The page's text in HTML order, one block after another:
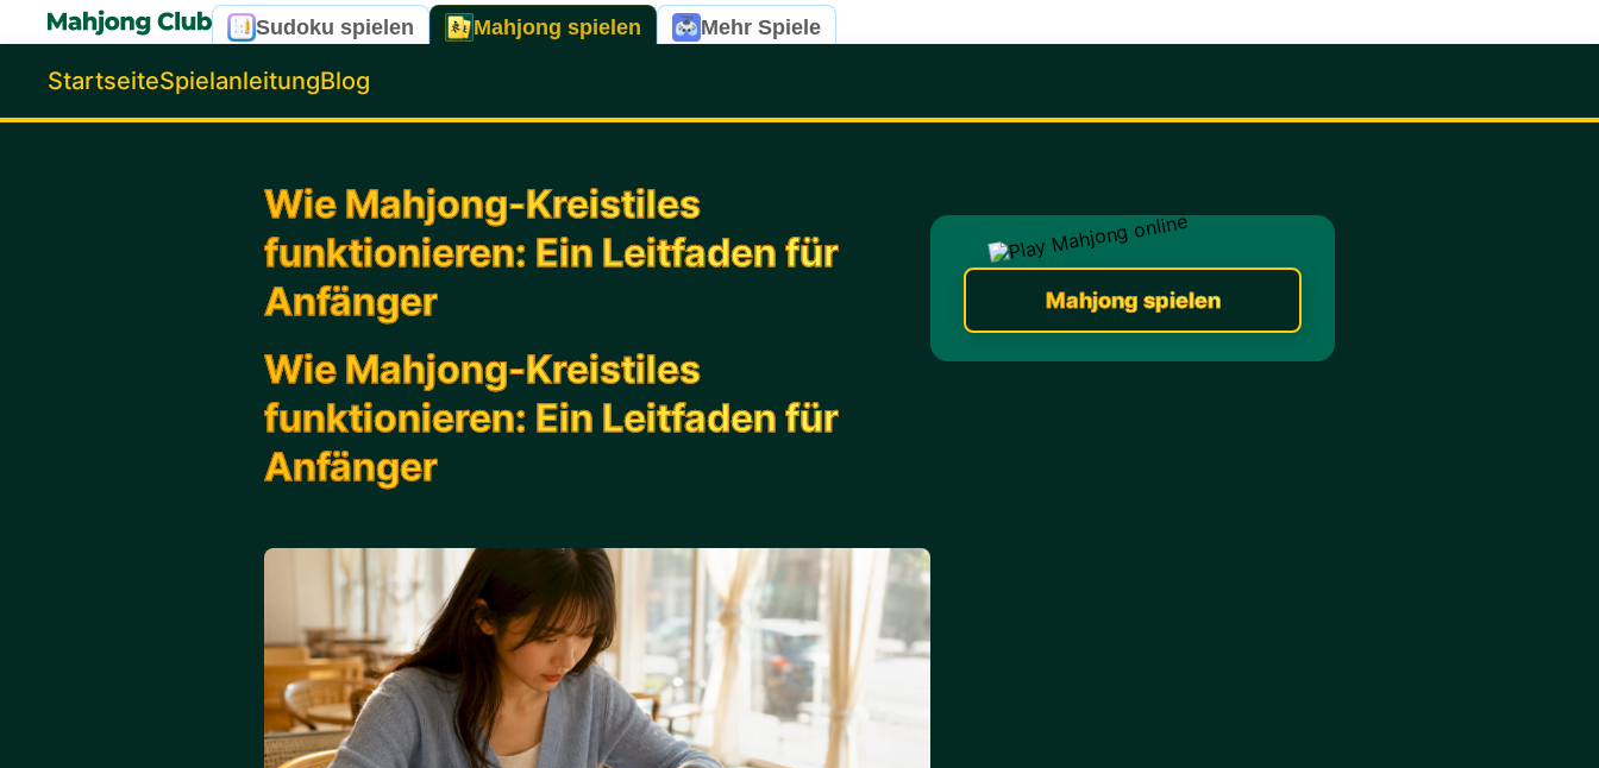
Sudoku spielen Mahjong spielen Mehr Spiele
StartseiteSpielanleitungBlog
Wie Mahjong-Kreistiles
funktionieren: Ein Leitfaden für
Anfänger
Wie Mahjong-Kreistiles
funktionieren: Ein Leitfaden für
Anfänger
Mahjong spielen